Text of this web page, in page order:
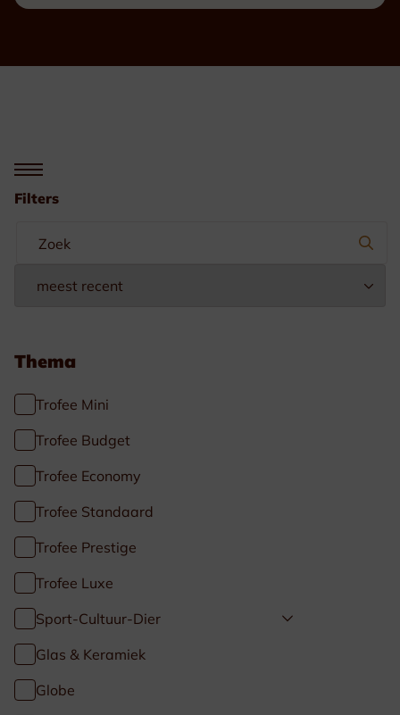
Filters
Thema
Trofee Mini
Trofee Budget
Trofee Economy
Trofee Standaard
Trofee Prestige
Trofee Luxe
Sport-Cultuur-Dier
Glas & Keramiek
Globe